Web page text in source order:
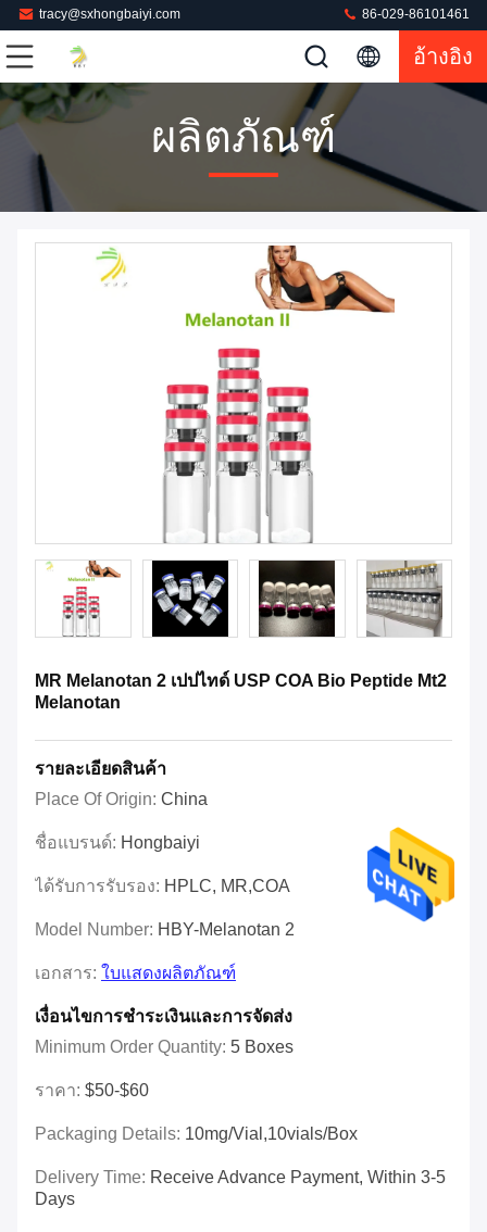
tracy@sxhongbaiyi.com 86-029-86101461
อ้างอิง
ผลิตภัณฑ์
MR Melanotan 2 เปปไทด์ USP COA Bio Peptide Mt2
Melanotan
รายละเอียดสินค้า
Place Of Origin: China
ชื่อแบรนด์: Hongbaiyi
ได้รับการรับรอง: HPLC, MR,COA
Model Number: HBY-Melanotan 2
เอกสาร: ใบแสดงผลิตภัณฑ์
เงื่อนไขการชำระเงินและการจัดส่ง
Minimum Order Quantity: 5 Boxes
ราคา: $50-$60
Packaging Details: 10mg/vial,10vials/box
Delivery Time: Receive Advance Payment, Within 3-5
Days